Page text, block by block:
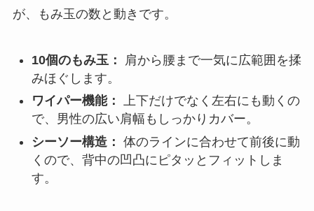
が、もみ玉の数と動きです。
10個のもみ玉：
肩から腰まで一気に広範囲を揉
みほぐします。
ワイパー機能： 上下だけでなく左右にも動くの
で、男性の広い肩幅もしっかりカバー。
シーソー構造： 体のラインに合わせて前後に動
くので、背中の凹凸にピタッとフィットしま
す。